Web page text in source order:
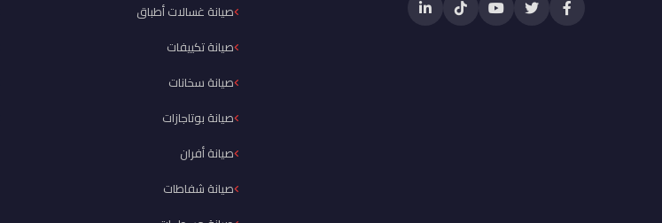
صيانة غسالات أطباق
صيانة تكييفات
صيانة سخانات
صيانة بوتاجازات
صيانة أفران
صيانة شفاطات